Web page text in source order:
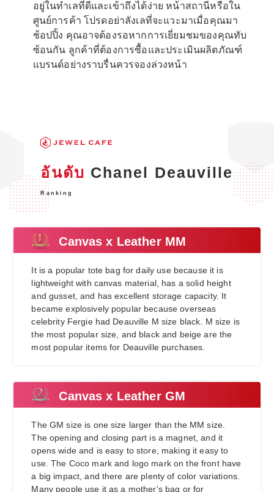
อยู่ในทำเลที่ดีและเข้าถึงได้ง่าย หน้าสถานีหรือใน
ศูนย์การค้า โปรดอย่าลังเลที่จะแวะมาเมื่อคุณมา
ช้อปปิ้ง คุณอาจต้องรอหากการเยี่ยมชมของคุณทับ
ซ้อนกัน ลูกค้าที่ต้องการซื้อและประเมินผลิตภัณฑ์
แบรนด์อย่างราบรื่นควรจองล่วงหน้า
อันดับ Chanel Deauville
Ranking
Canvas x Leather MM
It is a popular tote bag for daily use because it is
lightweight with canvas material, has a solid height
and gusset, and has excellent storage capacity. It
became explosively popular because overseas
celebrity Fergie had Deauville M size black. M size is
the most popular size, and black and beige are the
most popular items for Deauville purchases.
Canvas x Leather GM
The GM size is one size larger than the MM size.
The opening and closing part is a magnet, and it
opens wide and is easy to store, making it easy to
use. The Coco mark and logo mark on the front have
a big impact, and there are plenty of color variations.
Many people use it as a mother's bag or for